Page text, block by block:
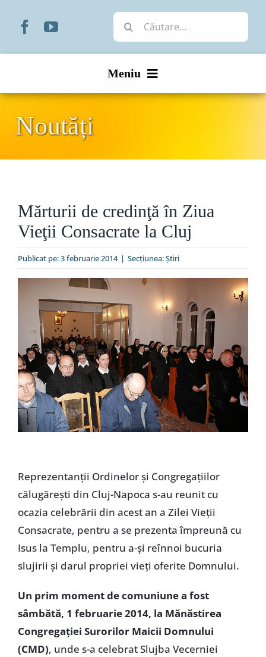
Cautare...
Meniu
Organizare
Liturgic
Special
Noutăți
Mărturii de credinţă în Ziua
Vieţii Consacrate la Cluj
Publicat pe: 3 februarie 2014 | Secțiunea:Ştiri
Reprezentanţii Ordinelor şi Congregaţiilor
călugăreşti din Cluj-Napoca s-au reunit cu
ocazia celebrării din acest an a Zilei Vieţii
Consacrate, pentru a se prezenta împreună cu
Isus la Templu, pentru a-şi reînnoi bucuria
slujirii şi darul propriei vieţi oferite Domnului.
Un prim moment de comuniune a fost
sâmbătă, 1 februarie 2014, la Mănăstirea
Congregaţiei Surorilor Maicii Domnului
(CMD), unde s-a celebrat Slujba Vecerniei